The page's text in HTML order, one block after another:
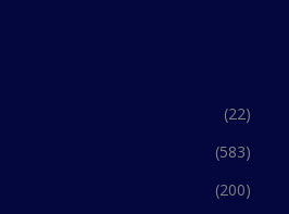
(22)
(583)
(200)